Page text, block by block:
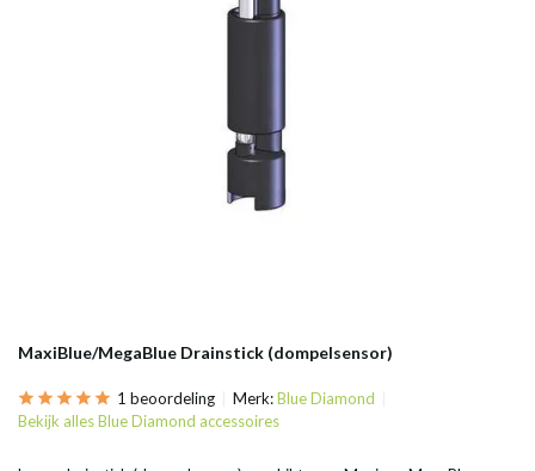
MaxiBlue/MegaBlue Drainstick (dompelsensor)
1 beoordeling Merk:Blue Diamond
Bekijk alles Blue Diamond accessoires